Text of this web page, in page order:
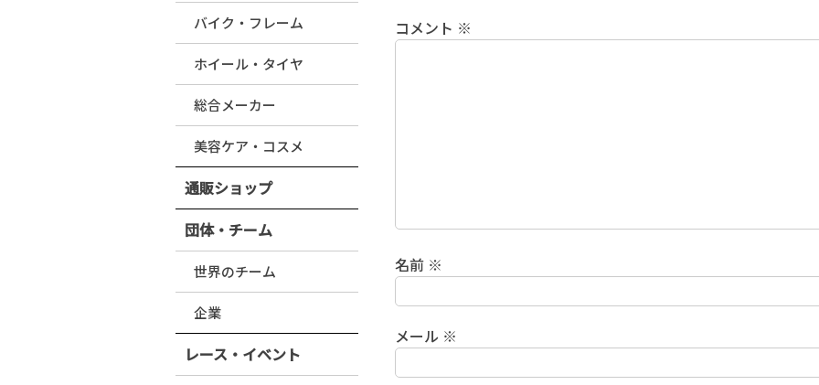
コメント ※
名前 ※
メール ※
バイク・フレーム
ホイール・タイヤ
総合メーカー
美容ケア・コスメ
通販ショップ
団体・チーム
世界のチーム
企業
レース・イベント